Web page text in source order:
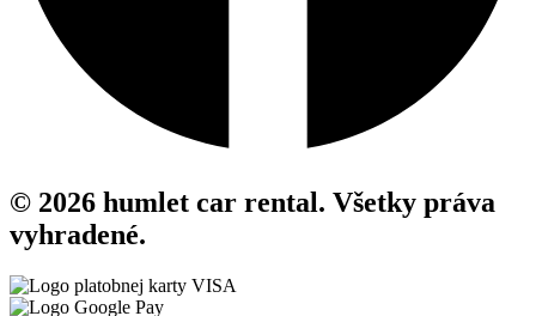
© 2026 humlet car rental. Všetky práva
vyhradené.